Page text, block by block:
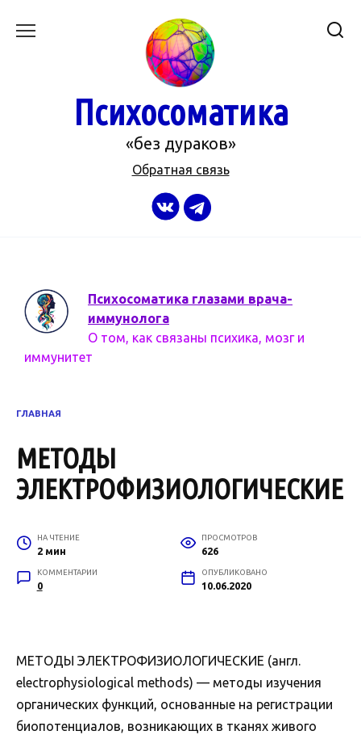
Психосоматика
«без дураков»
Обратная связь
Психосоматика глазами врача-
иммунолога
О том, как связаны психика, мозг и
иммунитет
ГЛАВНАЯ
МЕТОДЫ
ЭЛЕКТРОФИЗИОЛОГИЧЕСКИЕ
НА ЧТЕНИЕ
2 мин
ПРОСМОТРОВ
626
КОММЕНТАРИИ
0
ОПУБЛИКОВАНО
10.06.2020
МЕТОДЫ ЭЛЕКТРОФИЗИОЛОГИЧЕСКИЕ (англ.
electrophysiological methods) — методы изучения
органических функций, основанные на регистрации
биопотенциалов, возникающих в тканях живого